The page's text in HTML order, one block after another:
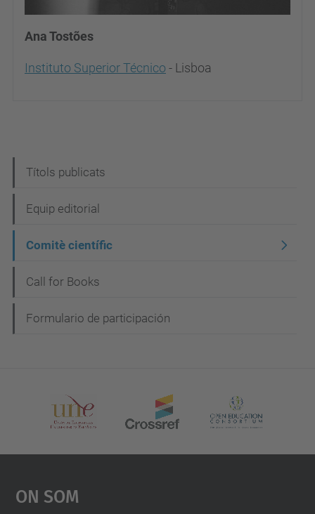
Ana Tostões
Instituto Superior Técnico - Lisboa
a
v
g
a
i
Títols publicats
Equip editorial
Comitè científic
Call for Books
Formulario de participación
On Som